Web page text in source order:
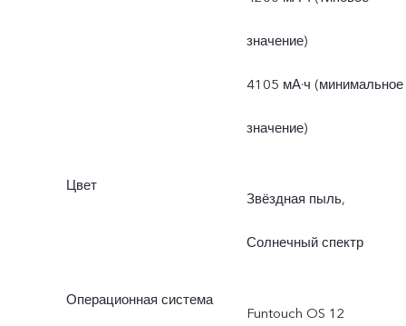
значение)
4105 мА·ч (минимальное
значение)
Цвет
Звёздная пыль,
Солнечный спектр
Операционная система
Funtouch OS 12